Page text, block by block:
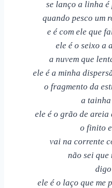
se lanço a linha é
quando pesco um
e é com ele que
ele é o seixo a
a nuvem que
ele é a minha
o fragmento da
a
ele é o grão de areia
o finito
vai na corrente
não sei que
ele é o laço que me